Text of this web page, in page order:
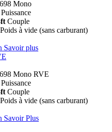
Mono
Puissance
Couple
Poids à vide (sans carburant)
Savoir plus
Mono RVE
Puissance
Couple
Poids à vide (sans carburant)
Savoir Plus